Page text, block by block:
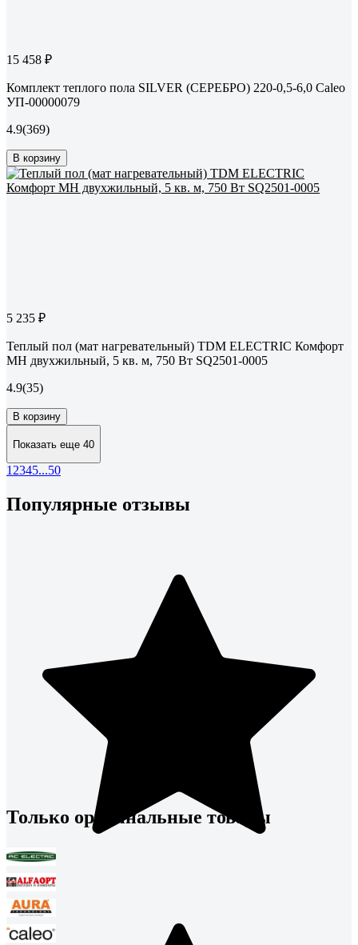
15 458 ₽
Комплект теплого пола SILVER (СЕРЕБРО) 220-0,5-6,0 Caleo
УП-00000079
4.9(369)
В корзину
5 235 ₽
Теплый пол (мат нагревательный) TDM ELECTRIC Комфорт
МН двухжильный, 5 кв. м, 750 Вт SQ2501-0005
4.9(35)
В корзину
Показать еще 40
1 2345...50
Популярные отзывы
Только оригинальные товары